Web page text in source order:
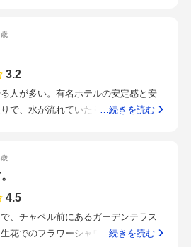
会場です。
ました。残ったお料理も持ち帰るこ
くよかったです。駅から車で5～10分
4号線沿いなので誰でもわかる場所だ
スタッフさんばかりで小さい子供の
して披露宴に行くことが出来まし
て利用することが出来ると思います
3.2
人が多い。有名ホテルの安定感と安
で、水が流れていたり緑で囲まれて
までシャトルバスを出してくれるし
ゴールを入れたいと言ったらスタッ
か入り口を通過し希望に添おうとし
って運び入れてもらった。着付けも
るし手慣れた感じでした。ピアノが
てあればありがたかったせっかく弾
…続きを読む
4.5
、チャペル前にあるガーデンテラス
花でのフラワーシャワーがとてもキ
…続きを読む